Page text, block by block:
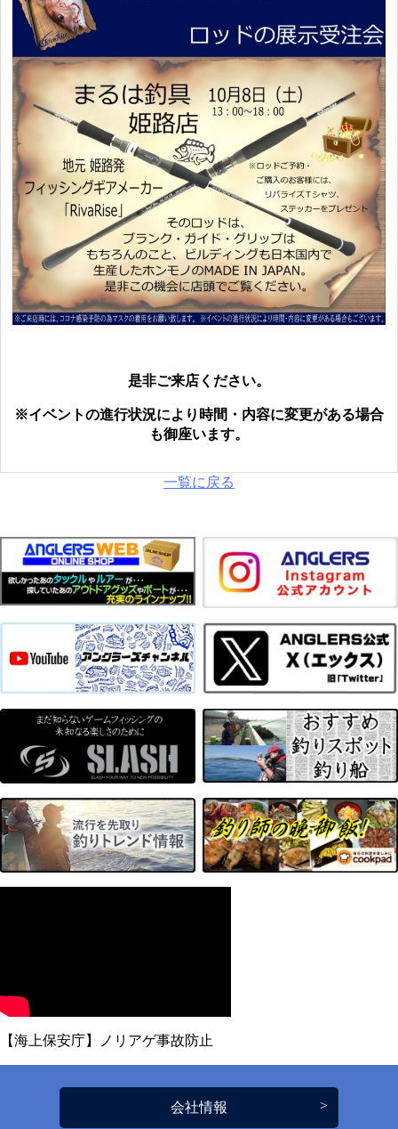
是非ご来店ください。
※イベントの進行状況により時間・内容に変更がある場合
も御座います。
一覧に戻る
【海上保安庁】ノリアゲ事故防止
会社情報